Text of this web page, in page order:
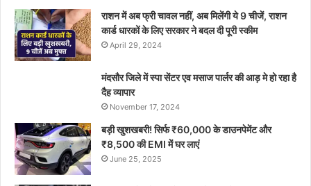
राशन में अब फ्री चावल नहीं, अब मिलेंगी ये 9 चीजें, राशन
कार्ड धारकों के लिए सरकार ने बदल दी पूरी स्कीम
April 29, 2024
मंदसौर जिले में स्पा सेंटर एव मसाज पार्लर की आड़ मे हो रहा है
दैह व्यापार
November 17, 2024
बड़ी खुशखबरी! सिर्फ ₹60,000 के डाउनपेमेंट और
₹8,500 की EMI में घर लाएं
June 25, 2025